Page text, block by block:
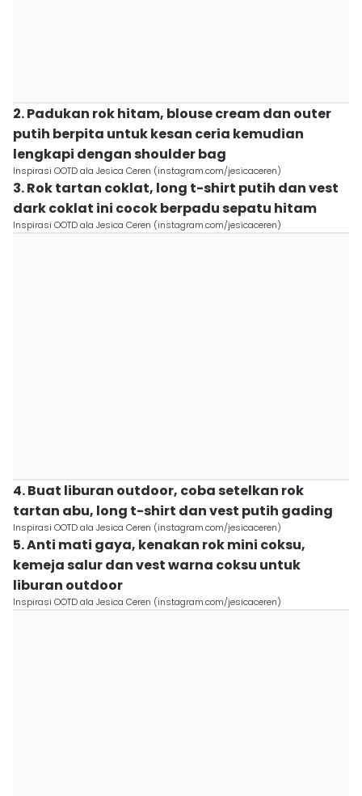
2. Padukan rok hitam, blouse cream dan outer
putih berpita untuk kesan ceria kemudian
lengkapi dengan shoulder bag
Inspirasi OOTD ala Jesica Ceren (instagram.com/jesicaceren)
3. Rok tartan coklat, long t-shirt putih dan vest
dark coklat ini cocok berpadu sepatu hitam
Inspirasi OOTD ala Jesica Ceren (instagram.com/jesicaceren)
4. Buat liburan outdoor, coba setelkan rok
tartan abu, long t-shirt dan vest putih gading
Inspirasi OOTD ala Jesica Ceren (instagram.com/jesicaceren)
5. Anti mati gaya, kenakan rok mini coksu,
kemeja salur dan vest warna coksu untuk
liburan outdoor
Inspirasi OOTD ala Jesica Ceren (instagram.com/jesicaceren)